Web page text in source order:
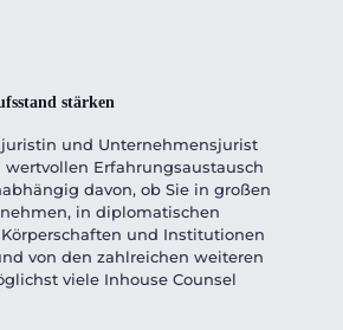
stärken
und Unternehmensjurist
wertvollen Erfahrungsaustausch
davon, ob Sie in großen
in diplomatischen
und Institutionen
von den zahlreichen weiteren
viele Inhouse Counsel